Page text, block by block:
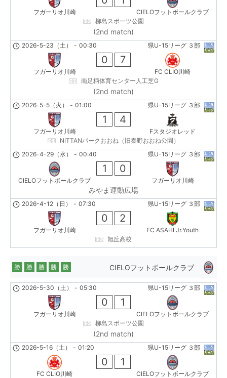
フガーリオ川崎
CIELOフットボールクラブ
柳島スポーツ公園
(2nd match)
県U-15リーグ ３部
2026-5-23（土） - 00:30
フガーリオ川崎
0 7
FC CLIO川崎
南足柄体育センター人工芝G
(2nd match)
県U-15リーグ ３部
2026-5-5（火） - 01:00
フガーリオ川崎
1 4
Fスタジオレッド
NITTANパークおおね（旧秦野おおね公園）
県U-15リーグ ３部
2026-4-29（水） - 00:40
CIELOフットボールクラブ
1 0
フガーリオ川崎
みやま運動広場
県U-15リーグ ３部
2026-4-12（日） - 07:30
フガーリオ川崎
0 2
FC ASAHI Jr.Youth
旭丘高校
CIELOフットボールクラブ
勝 勝 勝 勝 勝
県U-15リーグ ３部
2026-5-30（土） - 05:30
フガーリオ川崎
0 1
CIELOフットボールクラブ
柳島スポーツ公園
(2nd match)
県U-15リーグ ３部
2026-5-16（土） - 01:20
FC CLIO川崎
0 1
CIELOフットボールクラブ